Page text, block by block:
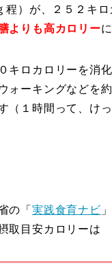
程）が、２５２キロ
よりも高カロリー
キロカロリーを消
ォーキングなどを
（１時間って、け
の「 実践食育ナビ
取目安カロリーは